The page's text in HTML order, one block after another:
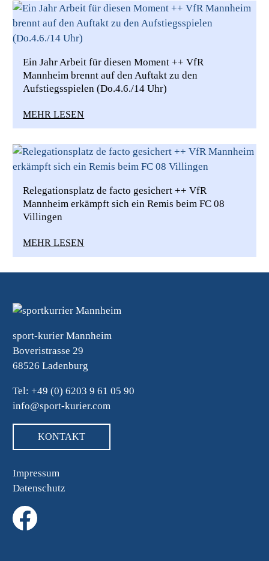
Ein Jahr Arbeit für diesen Moment ++ VfR
Mannheim brennt auf den Auftakt zu den
Aufstiegsspielen (Do.4.6./14 Uhr)
MEHR LESEN
Relegationsplatz de facto gesichert ++ VfR
Mannheim erkämpft sich ein Remis beim FC 08
Villingen
MEHR LESEN
sport-kurier Mannheim
Boveristrasse 29
68526 Ladenburg
Tel: +49 (0) 6203 9 61 05 90
info@sport-kurier.com
KONTAKT
Impressum
Datenschutz